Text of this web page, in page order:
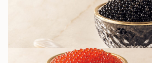
MELNIE IKRI